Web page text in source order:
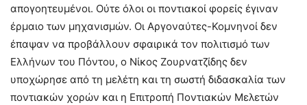
απογοητευμένοι. Ούτε όλοι οι ποντιακοί φορείς έγιναν
έρμαιο των μηχανισμών. Οι Αργοναύτες-Κομνηνοί δεν
έπαψαν να προβάλλουν σφαιρικά τον πολιτισμό των
Ελλήνων του Πόντου, ο Νίκος Ζουρνατζίδης δεν
υποχώρησε από τη μελέτη και τη σωστή διδασκαλία των
ποντιακών χορών και η Επιτροπή Ποντιακών Μελετών